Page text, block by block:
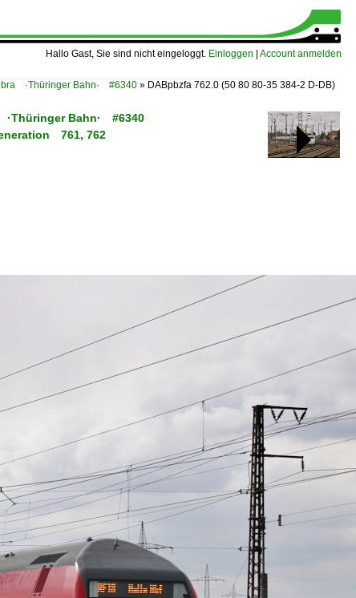
Hallo Gast, Sie sind nicht eingeloggt. Einloggen Account anmelden
·Thüringer Bahn· #6340 » DABpbzfa 762.0 (50 80 80-35 384-2 D-DB)
·Thüringer Bahn· #6340
761, 762